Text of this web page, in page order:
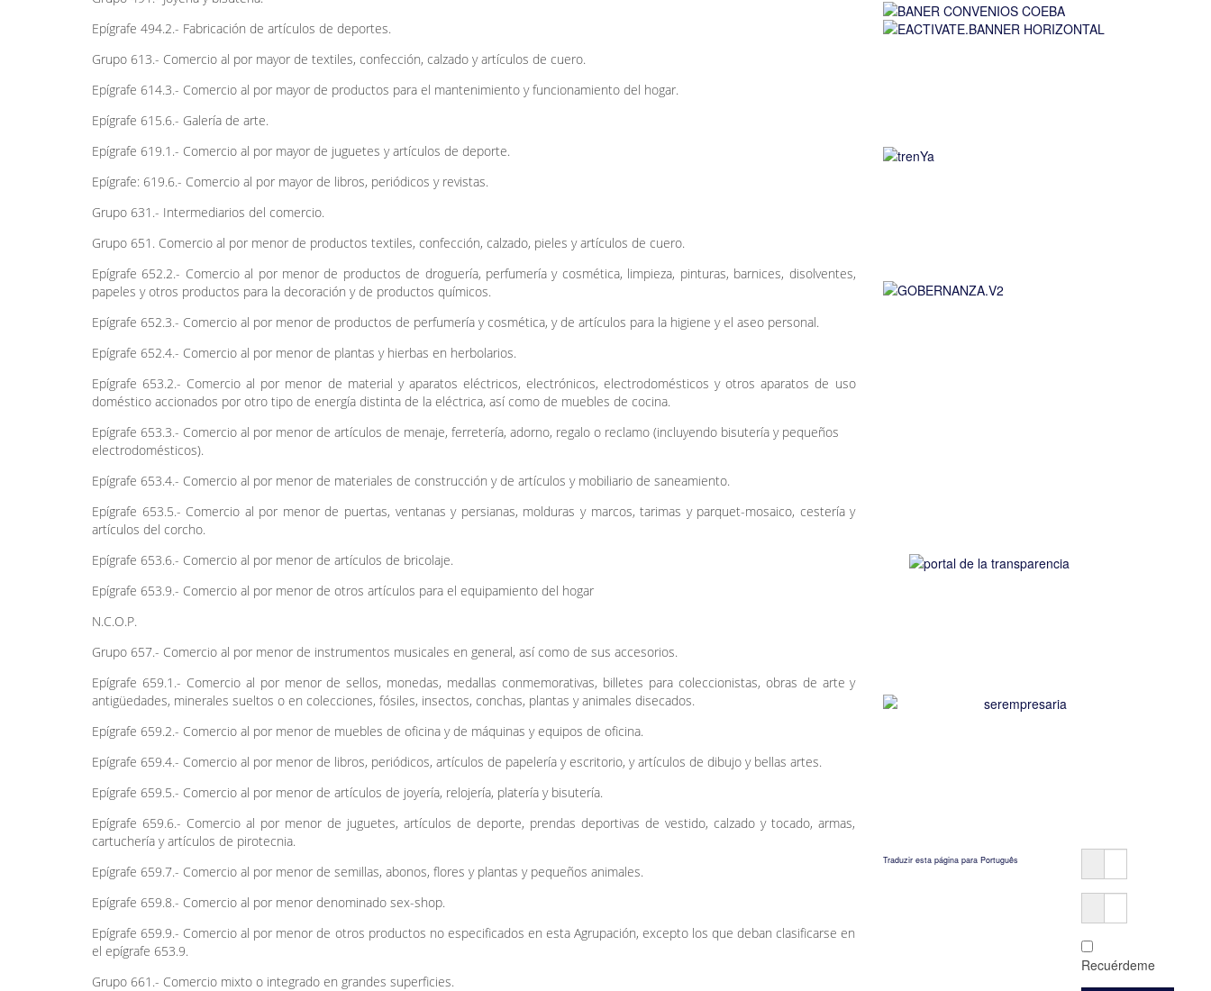
Epígrafe 494.2.- Fabricación de artículos de deportes.
Grupo 613.- Comercio al por mayor de textiles, confección, calzado y artículos de cuero.
Epígrafe 614.3.- Comercio al por mayor de productos para el mantenimiento y funcionamiento del hogar.
Epígrafe 615.6.- Galería de arte.
Epígrafe 619.1.- Comercio al por mayor de juguetes y artículos de deporte.
Epígrafe: 619.6.- Comercio al por mayor de libros, periódicos y revistas.
Grupo 631.- Intermediarios del comercio.
Grupo 651. Comercio al por menor de productos textiles, confección, calzado, pieles y artículos de cuero.
Epígrafe 652.2.- Comercio al por menor de productos de droguería, perfumería y cosmética, limpieza, pinturas, barnices, disolventes,
papeles y otros productos para la decoración y de productos químicos.
Epígrafe 652.3.- Comercio al por menor de productos de perfumería y cosmética, y de artículos para la higiene y el aseo personal.
Epígrafe 652.4.- Comercio al por menor de plantas y hierbas en herbolarios.
Epígrafe 653.2.- Comercio al por menor de material y aparatos eléctricos, electrónicos, electrodomésticos y otros aparatos de uso
doméstico accionados por otro tipo de energía distinta de la eléctrica, así como de muebles de cocina.
Epígrafe 653.3.- Comercio al por menor de artículos de menaje, ferretería, adorno, regalo o reclamo (incluyendo bisutería y pequeños
electrodomésticos).
Epígrafe 653.4.- Comercio al por menor de materiales de construcción y de artículos y mobiliario de saneamiento.
Epígrafe 653.5.- Comercio al por menor de puertas, ventanas y persianas, molduras y marcos, tarimas y parquet-mosaico, cestería y
artículos del corcho.
Epígrafe 653.6.- Comercio al por menor de artículos de bricolaje.
Epígrafe 653.9.- Comercio al por menor de otros artículos para el equipamiento del hogar
N.C.O.P.
Grupo 657.- Comercio al por menor de instrumentos musicales en general, así como de sus accesorios.
Epígrafe 659.1.- Comercio al por menor de sellos, monedas, medallas conmemorativas, billetes para coleccionistas, obras de arte y
antigüedades, minerales sueltos o en colecciones, fósiles, insectos, conchas, plantas y animales disecados.
Epígrafe 659.2.- Comercio al por menor de muebles de oficina y de máquinas y equipos de oficina.
Epígrafe 659.4.- Comercio al por menor de libros, periódicos, artículos de papelería y escritorio, y artículos de dibujo y bellas artes.
Epígrafe 659.5.- Comercio al por menor de artículos de joyería, relojería, platería y bisutería.
Epígrafe 659.6.- Comercio al por menor de juguetes, artículos de deporte, prendas deportivas de vestido, calzado y tocado, armas,
cartuchería y artículos de pirotecnia.
Epígrafe 659.7.- Comercio al por menor de semillas, abonos, flores y plantas y pequeños animales.
Epígrafe 659.8.- Comercio al por menor denominado sex-shop.
Epígrafe 659.9.- Comercio al por menor de otros productos no especificados en esta Agrupación, excepto los que deban clasificarse en
el epígrafe 653.9.
Grupo 661.- Comercio mixto o integrado en grandes superficies.
Traduzir esta página para Português
Recuérdeme